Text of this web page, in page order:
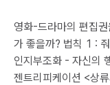
영화-드라마의 편집
가 좋을까? 법칙 1 :
인지부조화 - 자신의
젠트리피케이션 <상